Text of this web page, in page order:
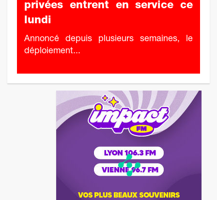
privées entrent en service ce
lundi
Annoncé depuis plusieurs semaines, le
déploiement...